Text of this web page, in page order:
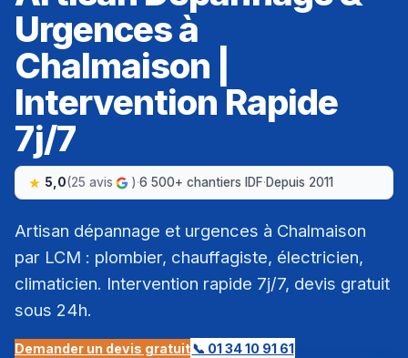
Urgences à
Chalmaison |
Intervention Rapide
7j/7
5,0(25 avis )·6 500+ chantiers IDF·Depuis 2011
Artisan dépannage et urgences à Chalmaison
par LCM : plombier, chauffagiste, électricien,
climaticien. Intervention rapide 7j/7, devis gratuit
sous 24h.
Demander un devis gratuit📞 01 34 10 91 61